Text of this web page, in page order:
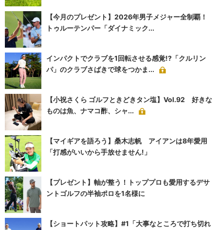
【今月のプレゼント】2026年男子メジャー全制覇！
トゥルーテンパー「ダイナミック...
インパクトでクラブを1回転させる感覚!?「クルリン
パ」のクラブさばきで球をつかま...
【小祝さくら ゴルフときどきタン塩】Vol.92 好きな
ものは魚、ナマコ酢、シャ...
【マイギアを語ろう】桑木志帆 アイアンは8年愛用
「打感がいいから手放せません!」
【プレゼント】軸が整う！トッププロも愛用するデサ
ントゴルフの半袖ポロを1名様に
【ショートパット攻略】#1「大事なところで打ち切れ